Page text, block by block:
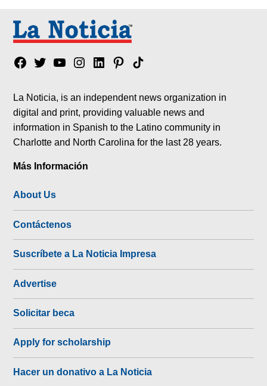
Facebook
TwitterYouTubeInstagram
LinkedinPinterest
Tik
La Noticia, is an independent news organization in
digital and print, providing valuable news and
information in Spanish to the Latino community in
Charlotte and North Carolina for the last 28 years.
Más Información
About Us
Contáctenos
Suscríbete a La Noticia Impresa
Advertise
Solicitar beca
Apply for scholarship
Hacer un donativo a La Noticia